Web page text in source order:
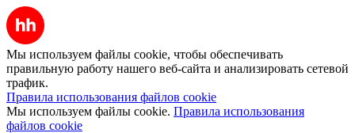
Мы используем файлы cookie, чтобы обеспечивать
правильную работу нашего веб-сайта и анализировать сетевой
трафик.
Правила использования файлов cookie
Мы используем файлы cookie. Правила использования
файлов cookie